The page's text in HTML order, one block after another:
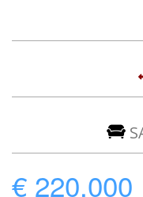
€ 220.000